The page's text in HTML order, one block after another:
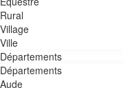
Rural
village
Ville
Départements
Départements
Aude